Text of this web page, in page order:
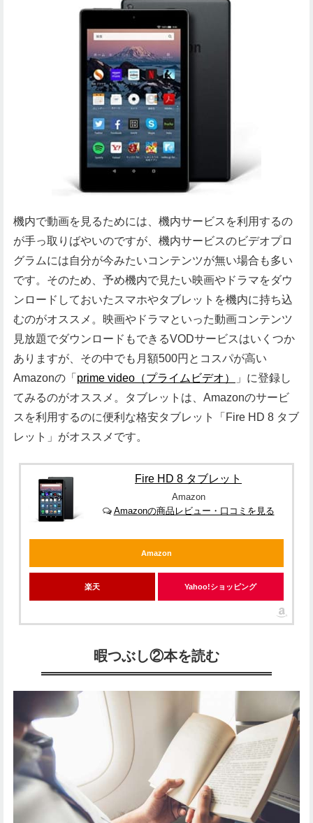
機内で動画を見るためには、機内サービスを利用するの
が手っ取りばやいのですが、機内サービスのビデオプロ
グラムには自分が今みたいコンテンツが無い場合も多い
です。そのため、予め機内で見たい映画やドラマをダウ
ンロードしておいたスマホやタブレットを機内に持ち込
むのがオススメ。映画やドラマといった動画コンテンツ
見放題でダウンロードもできるVODサービスはいくつか
ありますが、その中でも月額500円とコスパが高い
Amazonの「 prime video（プライムビデオ）
」に登録し
てみるのがオススメ。タブレットは、Amazonのサービ
スを利用するのに便利な格安タブレット「Fire HD 8 タブ
レット」がオススメです。
Fire HD 8 タブレット
Amazon
Amazonの商品レビュー・口コミを見る
Amazon
楽天 Yahoo!ショッピング
暇つぶし②本を読む